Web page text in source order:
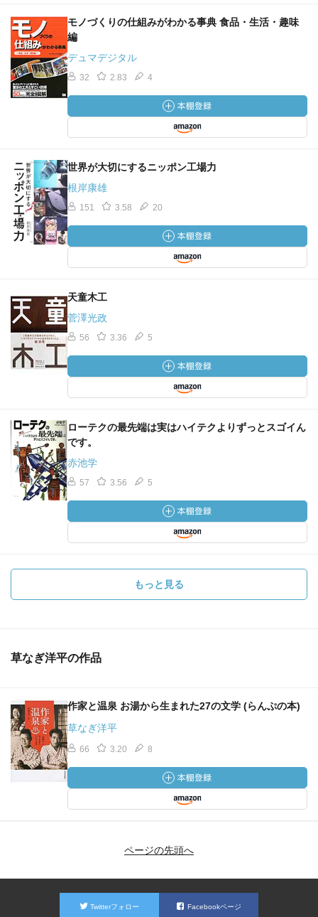
モノづくりの仕組みがわかる事典 食品・生活・趣味
編
デュマデジタル
32 2.83 4
世界が大切にするニッポン工場力
根岸康雄
151 3.58 20
天童木工
菅澤光政
56 3.36 5
ローテクの最先端は実はハイテクよりずっとスゴイん
です。
赤池学
57 3.56 5
もっと見る
草なぎ洋平の作品
作家と温泉 お湯から生まれた27の文学 (らんぷの本)
草なぎ洋平
66 3.20 8
ページの先頭へ
Twitterフォロー Facebookページ